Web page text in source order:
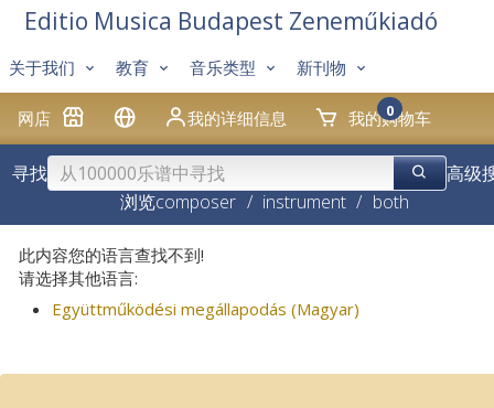
网店 我的详细信息 我的购物车
0
关于我们 教育 音乐类型 新刊物
Editio Musica Budapest Zeneműkiadó
寻找
高级
浏览composer / instrument / both
此内容您的语言查找不到!
请选择其他语言:
Együttműködési megállapodás (Magyar)